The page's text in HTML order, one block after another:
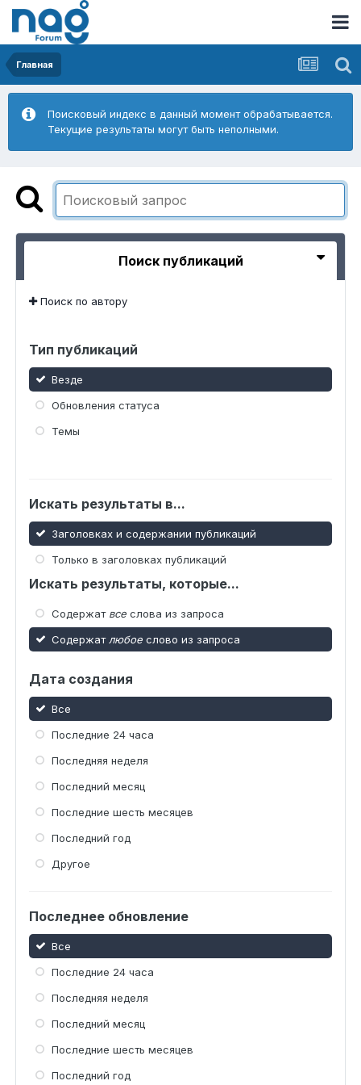
Главная
Поисковый индекс в данный момент обрабатывается.
Текущие результаты могут быть неполными.
Поиск публикаций
Поиск по автору
Тип публикаций
Везде
Обновления статуса
Темы
Искать результаты в...
Заголовках и содержании публикаций
Только в заголовках публикаций
Искать результаты, которые...
Содержат все слова из запроса
Содержат любое слово из запроса
Дата создания
Все
Последние 24 часа
Последняя неделя
Последний месяц
Последние шесть месяцев
Последний год
Другое
Последнее обновление
Все
Последние 24 часа
Последняя неделя
Последний месяц
Последние шесть месяцев
Последний год